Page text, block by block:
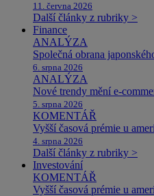
11. června 2026
Další články z rubriky >
Finance
ANALÝZA
Společná obrana
6. srpna 2026
ANALÝZA
Nové trendy mění e-
5. srpna 2026
KOMENTÁŘ
Vyšší časová prémie u
4. srpna 2026
Další články z rubriky >
Investování
KOMENTÁŘ
Vyšší časová prémie u